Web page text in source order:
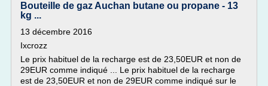
Bouteille de gaz Auchan butane ou propane - 13
kg ...
13 décembre 2016
Ixcrozz
Le prix habituel de la recharge est de 23,50EUR et non de
29EUR comme indiqué ... Le prix habituel de la recharge
est de 23,50EUR et non de 29EUR comme indiqué sur le